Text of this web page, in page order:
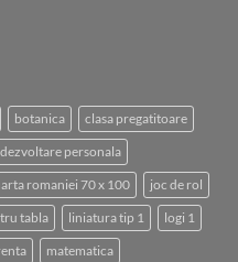
botanica clasa pregatitoare
dezvoltare personala
romaniei 70 x 100 joc de rol
tabla liniatura tip 1 logi 1
matematica